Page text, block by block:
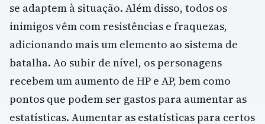
se adaptem à situação. Além disso, todos os
inimigos vêm com resistências e fraquezas,
adicionando mais um elemento ao sistema de
batalha. Ao subir de nível, os personagens
recebem um aumento de HP e AP, bem como
pontos que podem ser gastos para aumentar as
estatísticas. Aumentar as estatísticas para certos